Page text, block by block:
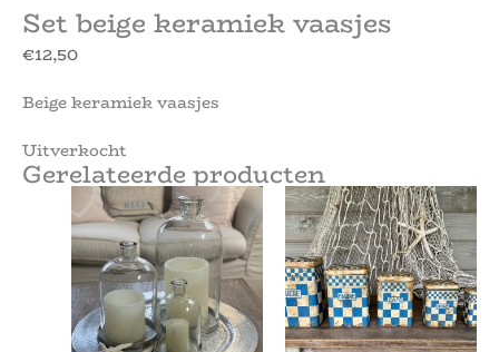
Set beige keramiek vaasjes
€12,50
Beige keramiek vaasjes
Uitverkocht
Gerelateerde producten